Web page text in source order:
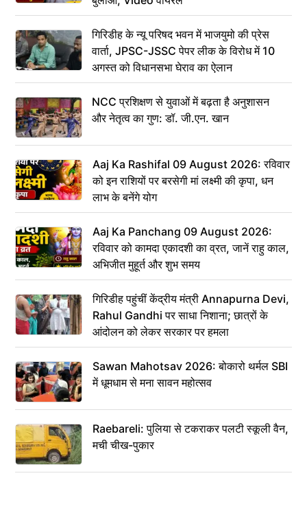
गिरिडीह के न्यू परिषद भवन में भाजयुमो की प्रेस
वार्ता, JPSC-JSSC पेपर लीक के विरोध में 10
अगस्त को विधानसभा घेराव का ऐलान
NCC प्रशिक्षण से युवाओं में बढ़ता है अनुशासन
और नेतृत्व का गुण: डॉ. जी.एन. खान
Aaj Ka Rashifal 09 August 2026: रविवार
को इन राशियों पर बरसेगी मां लक्ष्मी की कृपा, धन
लाभ के बनेंगे योग
Aaj Ka Panchang 09 August 2026:
रविवार को कामदा एकादशी का व्रत, जानें राहु काल,
अभिजीत मुहूर्त और शुभ समय
गिरिडीह पहुंचीं केंद्रीय मंत्री Annapurna Devi,
Rahul Gandhi पर साधा निशाना; छात्रों के
आंदोलन को लेकर सरकार पर हमला
Sawan Mahotsav 2026: बोकारो थर्मल SBI
में धूमधाम से मना सावन महोत्सव
Raebareli: पुलिया से टकराकर पलटी स्कूली वैन,
मची चीख-पुकार